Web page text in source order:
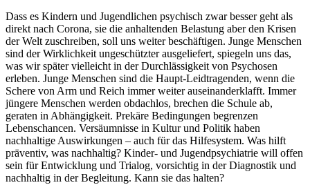
Dass es Kindern und Jugendlichen psychisch zwar besser geht als
direkt nach Corona, sie die anhaltenden Belastung aber den Krisen
der Welt zuschreiben, soll uns weiter beschäftigen. Junge Menschen
sind der Wirklichkeit ungeschützter ausgeliefert, spiegeln uns das,
was wir später vielleicht in der Durchlässigkeit von Psychosen
erleben. Junge Menschen sind die Haupt-Leidtragenden, wenn die
Schere von Arm und Reich immer weiter auseinanderklafft. Immer
jüngere Menschen werden obdachlos, brechen die Schule ab,
geraten in Abhängigkeit. Prekäre Bedingungen begrenzen
Lebenschancen. Versäumnisse in Kultur und Politik haben
nachhaltige Auswirkungen – auch für das Hilfesystem. Was hilft
präventiv, was nachhaltig? Kinder- und Jugendpsychiatrie will offen
sein für Entwicklung und Trialog, vorsichtig in der Diagnostik und
nachhaltig in der Begleitung. Kann sie das halten?